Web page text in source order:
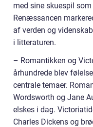
med sine skuespil som
Renæssancen
af verden og
i litteraturen.
– Romantikken og
århundrede blev
centrale temaer.
Wordsworth og Jane
elskes i dag.
Charles Dickens og